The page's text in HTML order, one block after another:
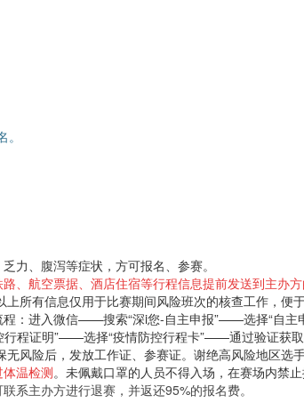
力、腹泻等症状，方可报名、参赛。
、航空票据、酒店住宿等行程信息提前发送到主办
所有信息仅用于比赛期间风险班次的核查工作，便
程：进入微信——搜索“深i您-自主申报”——选择“自
程证明”——选择“疫情防控行程卡”——通过验证获
风险后，发放工作证、参赛证。谢绝高风险地区选
温检测。未佩戴口罩的人员不得入场，在赛场内禁
主办方进行退赛，并返还95%的报名费。